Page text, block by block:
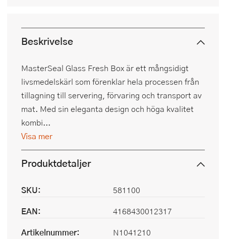
Beskrivelse
MasterSeal Glass Fresh Box är ett mångsidigt
livsmedelskärl som förenklar hela processen från
tillagning till servering, förvaring och transport av
mat. Med sin eleganta design och höga kvalitet
kombi...
Visa mer
Produktdetaljer
SKU:
581100
EAN:
4168430012317
Artikelnummer:
N1041210